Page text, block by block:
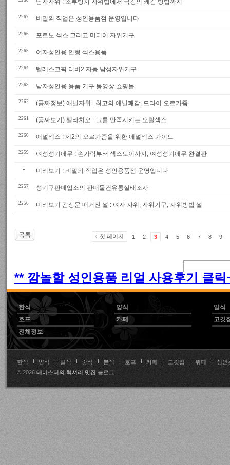
남자자위 : 조루방지 자위법에서 극강의 쾌감 방법까지
2267 비밀의 직업은 성인용품점 운영입니다
2266 포르노 섹스 그리고 미디어 자위기구
2265 여자성인용 인형 섹스용품
2264 텔레스코픽 러버2 자동 남성자위기구
2263 남자성인용 용품 기구 동영상 쇼핑몰
2262 (공짜정보) 애널자위 : 최고의 애널쾌감, 드라이 오르가즘
2261 (공짜보기) 펠라치오 - 그를 만족시키는 오랄섹스
2260 애널섹스 : 제2의 오르가즘을 위한 애널섹스 가이드
2259 여성성기애무 : 손가락부터 섹스토이까지, 여성성기애무 완결판
» 미리보기 : 비밀의 직업은 성인용품점 운영입니다
2257 성기구판매업소의 판매물건유통실태조사
2256 미리보기 감상문 매거진 썰 : 여자 자위, 자위기구, 자위방법 썰
목록 첫 페이지 1 2 3 4 5 6 7 8 9
** 깜놀할 성인용품 리얼 사용후기 클릭
한식 양식
일식
호프
카페
고깃
전체정보
한식 양식 일식 중식 분식 호프 카페 고깃집 뷔페
성인
© 2026 테이스터의 럭셔리 맛집 블로그